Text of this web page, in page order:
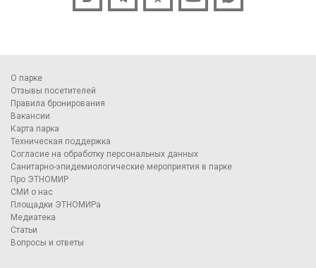
О парке
Отзывы посетителей
Правила бронирования
Вакансии
Карта парка
Техническая поддержка
Согласие на обработку персональных данных
Санитарно-эпидемиологические мероприятия в парке
Про ЭТНОМИР
СМИ о нас
Площадки ЭТНОМИРа
Медиатека
Статьи
Вопросы и ответы